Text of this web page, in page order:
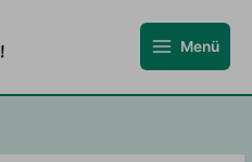
Menü